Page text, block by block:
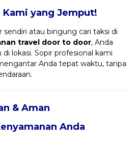
Kami yang Jemput!
atau bingung cari taksi di
travel door to door, Anda
lokasi. Sopir profesional kami
Anda tepat waktu, tanpa
& Aman
Anda